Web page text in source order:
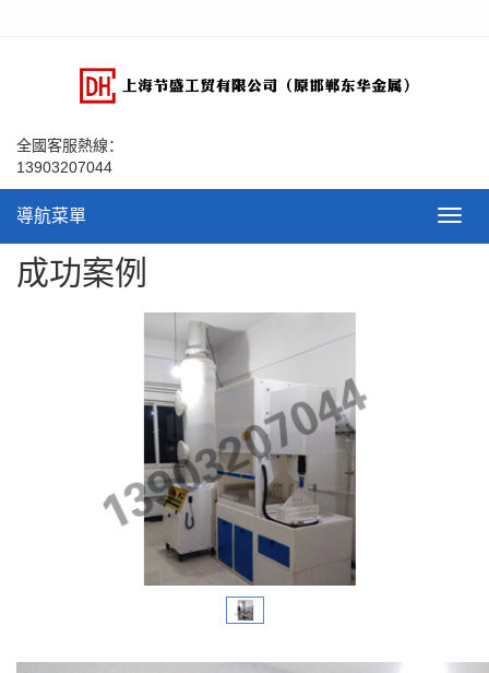
全國客服熱線：
13903207044
導
航
導航菜單
成功案例